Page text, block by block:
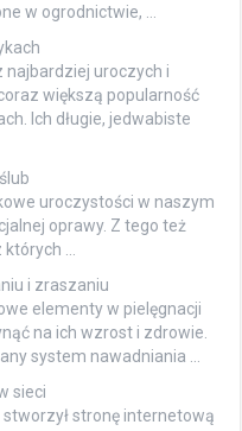
w ogrodnictwie, …
najbardziej uroczych i
większą popularność
Ich długie, jedwabiste
uroczystości w naszym
oprawy. Z tego też
…
i zraszaniu
elementy w pielęgnacji
na ich wzrost i zdrowie.
system nawadniania …
sieci
stworzył stronę internetową